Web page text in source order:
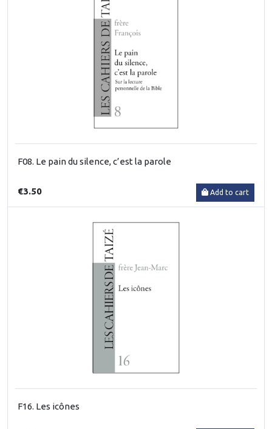
F08. Le pain du silence, c’est la parole
€3.50 Add to cart
F16. Les icônes